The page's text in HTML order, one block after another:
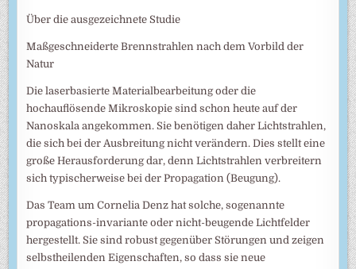
Über die ausgezeichnete Studie
Maßgeschneiderte Brennstrahlen nach dem Vorbild der
Natur
Die laserbasierte Materialbearbeitung oder die
hochauflösende Mikroskopie sind schon heute auf der
Nanoskala angekommen. Sie benötigen daher Lichtstrahlen,
die sich bei der Ausbreitung nicht verändern. Dies stellt eine
große Herausforderung dar, denn Lichtstrahlen verbreitern
sich typischerweise bei der Propagation (Beugung).
Das Team um Cornelia Denz hat solche, sogenannte
propagations-invariante oder nicht-beugende Lichtfelder
hergestellt. Sie sind robust gegenüber Störungen und zeigen
selbstheilenden Eigenschaften, so dass sie neue